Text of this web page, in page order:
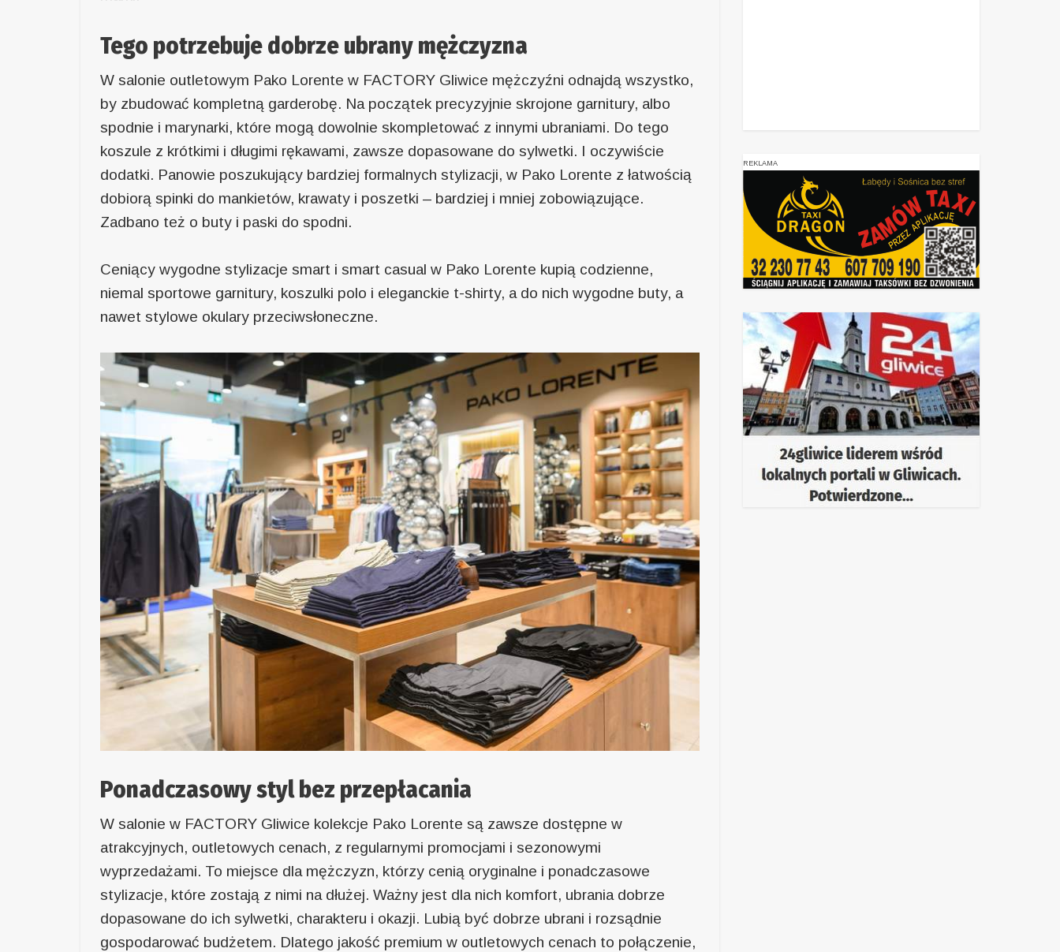
Tego potrzebuje dobrze ubrany mężczyzna
W salonie outletowym Pako Lorente w FACTORY Gliwice mężczyźni odnajdą wszystko,
by zbudować kompletną garderobę. Na początek precyzyjnie skrojone garnitury, albo
spodnie i marynarki, które mogą dowolnie skompletować z innymi ubraniami. Do tego
koszule z krótkimi i długimi rękawami, zawsze dopasowane do sylwetki. I oczywiście
dodatki. Panowie poszukujący bardziej formalnych stylizacji, w Pako Lorente z łatwością
dobiorą spinki do mankietów, krawaty i poszetki – bardziej i mniej zobowiązujące.
Zadbano też o buty i paski do spodni.
Ceniący wygodne stylizacje smart i smart casual w Pako Lorente kupią codzienne,
niemal sportowe garnitury, koszulki polo i eleganckie t-shirty, a do nich wygodne buty, a
nawet stylowe okulary przeciwsłoneczne.
Ponadczasowy styl bez przepłacania
W salonie w FACTORY Gliwice kolekcje Pako Lorente są zawsze dostępne w
atrakcyjnych, outletowych cenach, z regularnymi promocjami i sezonowymi
wyprzedażami. To miejsce dla mężczyzn, którzy cenią oryginalne i ponadczasowe
stylizacje, które zostają z nimi na dłużej. Ważny jest dla nich komfort, ubrania dobrze
dopasowane do ich sylwetki, charakteru i okazji. Lubią być dobrze ubrani i rozsądnie
gospodarować budżetem. Dlatego jakość premium w outletowych cenach to połączenie,
REKLAMA